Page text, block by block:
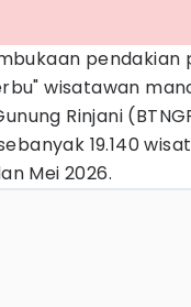
pendakian
wisatawan
Rinjani
19.140
Mei 2026.